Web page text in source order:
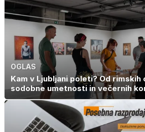
OGLAS
Kam v Ljubljani poleti? Od rimskih
sodobne umetnosti in večernih